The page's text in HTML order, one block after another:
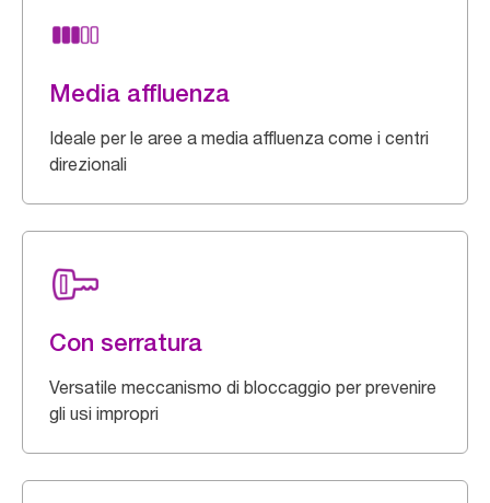
Media affluenza
Ideale per le aree a media affluenza come i centri
direzionali
Con serratura
Versatile meccanismo di bloccaggio per prevenire
gli usi impropri